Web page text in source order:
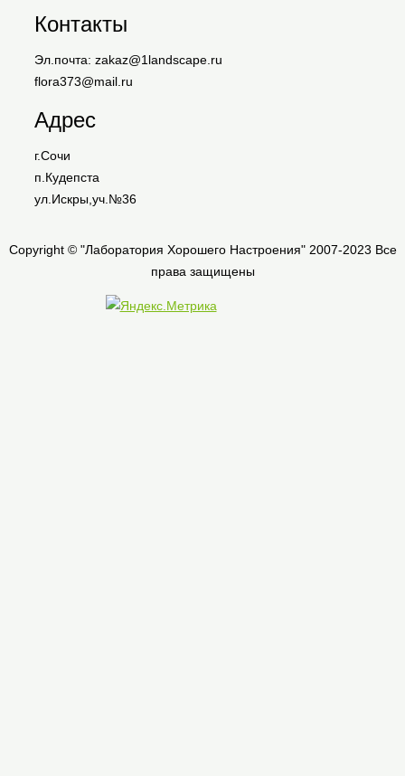
Контакты
Эл.почта: zakaz@1landscape.ru
flora373@mail.ru
Адрес
г.Сочи
п.Кудепста
ул.Искры,уч.№36
Copyright © "Лаборатория Хорошего Настроения" 2007-2023 Все
права защищены